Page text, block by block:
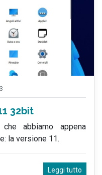
32bit
abbiamo appena
la versione 11.
Leggi tutto